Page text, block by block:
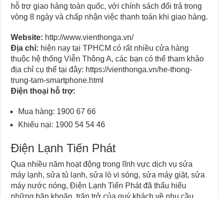
hỗ trợ giao hàng toàn quốc, với chính sách đổi trả trong
vòng 8 ngày và chấp nhận việc thanh toán khi giao hàng.
Website: http://www.vienthonga.vn/
Địa chỉ: hiện nay tại TPHCM có rất nhiều cửa hàng
thuộc hệ thống Viễn Thông A, các bạn có thể tham khảo
địa chỉ cụ thể tại đây: https://vienthonga.vn/he-thong-
trung-tam-smartphone.html
Điện thoại hỗ trợ:
Mua hàng: 1900 67 66
Khiếu nại: 1900 54 54 46
Điện Lạnh Tiến Phát
Qua nhiều năm hoạt động trong lĩnh vực dịch vụ sửa
máy lạnh, sửa tủ lạnh, sửa lò vi sóng, sửa máy giặt, sửa
máy nước nóng, Điện Lạnh Tiến Phát đã thấu hiểu
những băn khoăn, trăn trở của quý khách về nhu cầu